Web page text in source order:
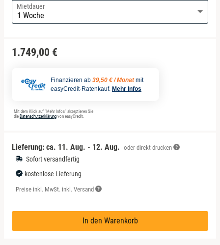
Mietdauer
1.749,00 €
Finanzieren ab 39,50 € / Monat mit
easyCredit-Ratenkauf. Mehr Infos
Mit dem Klick auf "Mehr Infos" akzeptieren Sie
die Datenschutzerklärung von easyCredit.
Lieferung: ca. 11. Aug. - 12. Aug. oder direkt drucken
Sofort versandfertig
kostenlose Lieferung
Preise inkl. MwSt. inkl. Versand
In den Warenkorb
Schleswig-Holstein
Thüringen